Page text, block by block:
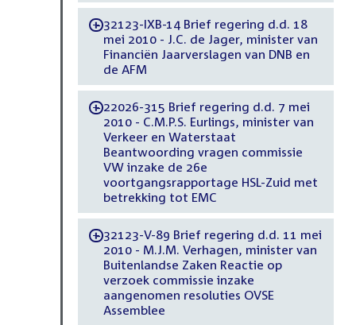
-32123-IXB-14 Brief regering d.d. 18
mei 2010 - J.C. de Jager, minister van
Financiën Jaarverslagen van DNB en
de AFM
-22026-315 Brief regering d.d. 7 mei
2010 - C.M.P.S. Eurlings, minister van
Verkeer en Waterstaat
Beantwoording vragen commissie
VW inzake de 26e
voortgangsrapportage HSL-Zuid met
betrekking tot EMC
-32123-V-89 Brief regering d.d. 11 mei
2010 - M.J.M. Verhagen, minister van
Buitenlandse Zaken Reactie op
verzoek commissie inzake
aangenomen resoluties OVSE
Assemblee